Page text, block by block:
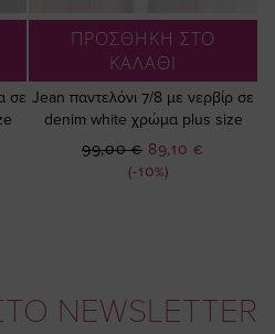
σε
ΠΡΟΣΘΗΚΗ ΣΤΟ
ΚΑΛΑΘΙ
Jean παντελόνι 7/8 με νερβίρ σε
denim white χρώμα plus size
(-10%)
Ειδική
Τιμή
89,10 €
99,00 €
NEWSLETTER